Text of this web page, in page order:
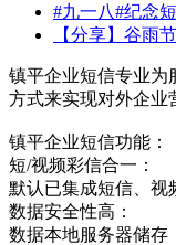
#九一八#纪念
【分享】谷雨
镇平企业短信专业为
方式来实现对外企业
镇平企业短信功能：
短/视频彩信合一：
默认已集成短信、视
数据安全性高：
数据本地服务器储存